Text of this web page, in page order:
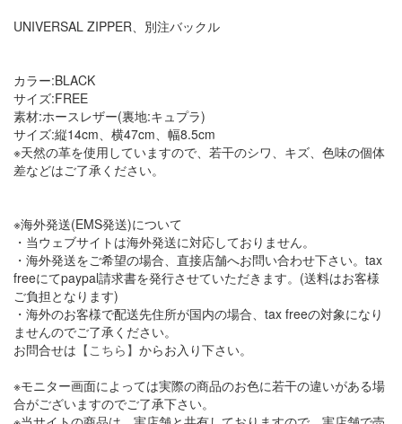
UNIVERSAL ZIPPER、別注バックル
カラー:BLACK
サイズ:FREE
素材:ホースレザー(裏地:キュプラ)
サイズ:縦14cm、横47cm、幅8.5cm
※天然の革を使用していますので、若干のシワ、キズ、色味の個体
差などはご了承ください。
※海外発送(EMS発送)について
・当ウェブサイトは海外発送に対応しておりません。
・海外発送をご希望の場合、直接店舗へお問い合わせ下さい。tax
freeにてpaypal請求書を発行させていただきます。(送料はお客様
ご負担となります)
・海外のお客様で配送先住所が国内の場合、tax freeの対象になり
ませんのでご了承ください。
お問合せは 【こちら】 からお入り下さい。
※モニター画面によっては実際の商品のお色に若干の違いがある場
合がございますのでご了承下さい。